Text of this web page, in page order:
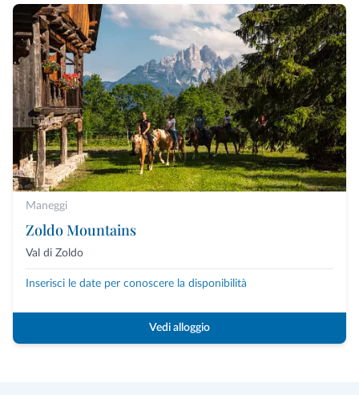
Maneggi
Zoldo Mountains
Val di Zoldo
Inserisci le date per conoscere la disponibilità
Vedi alloggio